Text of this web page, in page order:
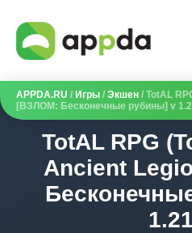
APPDA.RU / Игры / Экшен / TotAL
[ВЗЛОМ: Бесконечные рубины] v
TotAL RPG
Ancient